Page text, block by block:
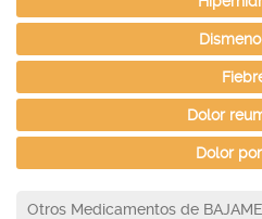
Dolor
Dolor
Otros Medicamentos de